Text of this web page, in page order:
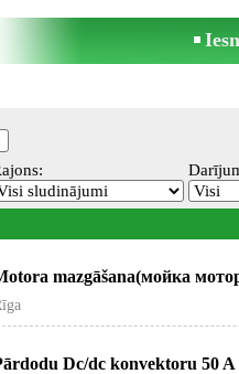
mazgāšana(мойка
Dc/dc konvektoru 50